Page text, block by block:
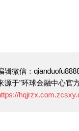
辑微信：
源于"环球金融中心官